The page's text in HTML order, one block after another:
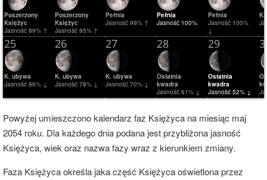
Poszerzony
Księżyc
Jasność 89% ↑
Poszerzony
Księżyc
Jasność 95% ↑
Pełnia
Jasność 99% ↑
Pełnia
Jasność 100%
Pełnia
Jasność 100%
↓
K.
25
K. ubywa
Jasność 86% ↓
26
K. ubywa
Jasność 78% ↓
27
K. ubywa
Jasność 70% ↓
28
Ostatnia
kwadra
Jasność 61% ↓
29
Ostatnia
kwadra
Jasność 52% ↓
Powyżej umieszczono kalendarz faz Księżyca na miesiąc maj
2054 roku. Dla każdego dnia podana jest przybliżona jasność
Księżyca, wiek oraz nazwa fazy wraz z kierunkiem zmiany.
Faza Księżyca określa jaka część Księżyca oświetlona przez